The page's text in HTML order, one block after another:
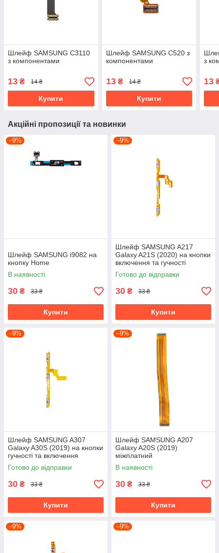
Шлейф SAMSUNG C3110
з компонентами
13 ₴ 14 ₴
Купити
Шлейф SAMSUNG C520 з
компонентами
13₴ 14 ₴
Купити
з
13
Акційні пропозиції та новинки
–9%
Шлейф SAMSUNG i9082 на
кнопку Home
В наявності
30 ₴ 33 ₴
Купити
–9%
Шлейф SAMSUNG A217
Galaxy A21S (2020) на кнопки
включення та гучності
Готово до відправки
30 ₴ 33 ₴
Купити
–9%
Шлейф SAMSUNG A307
Galaxy A30S (2019) на кнопки
гучності та включення
Готово до відправки
30 ₴ 33 ₴
Купити
–9%
Шлейф SAMSUNG A207
Galaxy A20S (2019)
міжплатний
В наявності
30 ₴ 33 ₴
Купити
–9% –9%